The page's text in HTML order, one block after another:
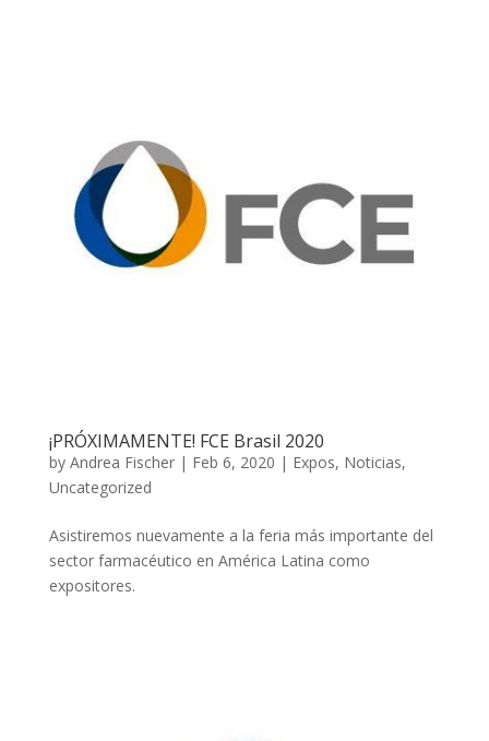
¡PRÓXIMAMENTE! FCE Brasil 2020
by Andrea Fischer| Feb 6, 2020 | Expos, Noticias,
Uncategorized
Asistiremos nuevamente a la feria más importante del
sector farmacéutico en América Latina como
expositores.